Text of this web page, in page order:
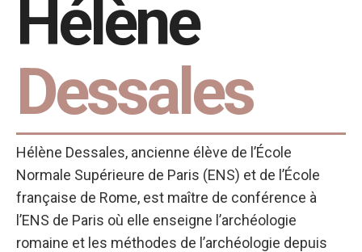
Hélène
Dessales
Hélène Dessales, ancienne élève de l’École
Normale Supérieure de Paris (ENS) et de l’École
française de Rome, est maître de conférence à
l’ENS de Paris où elle enseigne l’archéologie
romaine et les méthodes de l’archéologie depuis